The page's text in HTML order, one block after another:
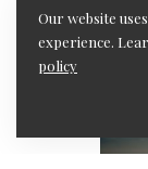
by
Our website
experience.
policy